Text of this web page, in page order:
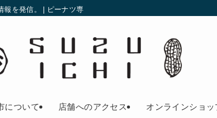
を発信。 | ピーナツ専門店の鈴市
について 店舗へのアクセス オンラインショッ